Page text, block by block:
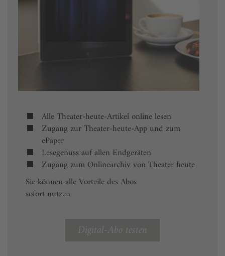
Alle Theater-heute-Artikel online lesen
Zugang zur Theater-heute-App und zum
ePaper
Lesegenuss auf allen Endgeräten
Zugang zum Onlinearchiv von Theater heute
Sie können alle Vorteile des Abos
sofort nutzen
Digital-Abo testen